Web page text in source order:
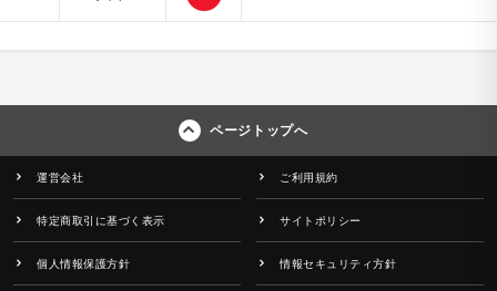
ページトップへ
運営会社 ご利用規約
特定商取引に基づく表示 サイトポリシー
個人情報保護方針 情報セキュリティ方針